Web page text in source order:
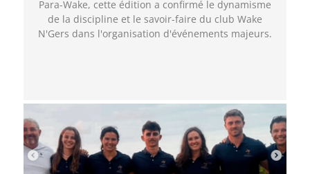
Para-Wake, cette édition a confirmé le dynamisme
de la discipline et le savoir-faire du club Wake
N'Gers dans l'organisation d'événements majeurs.